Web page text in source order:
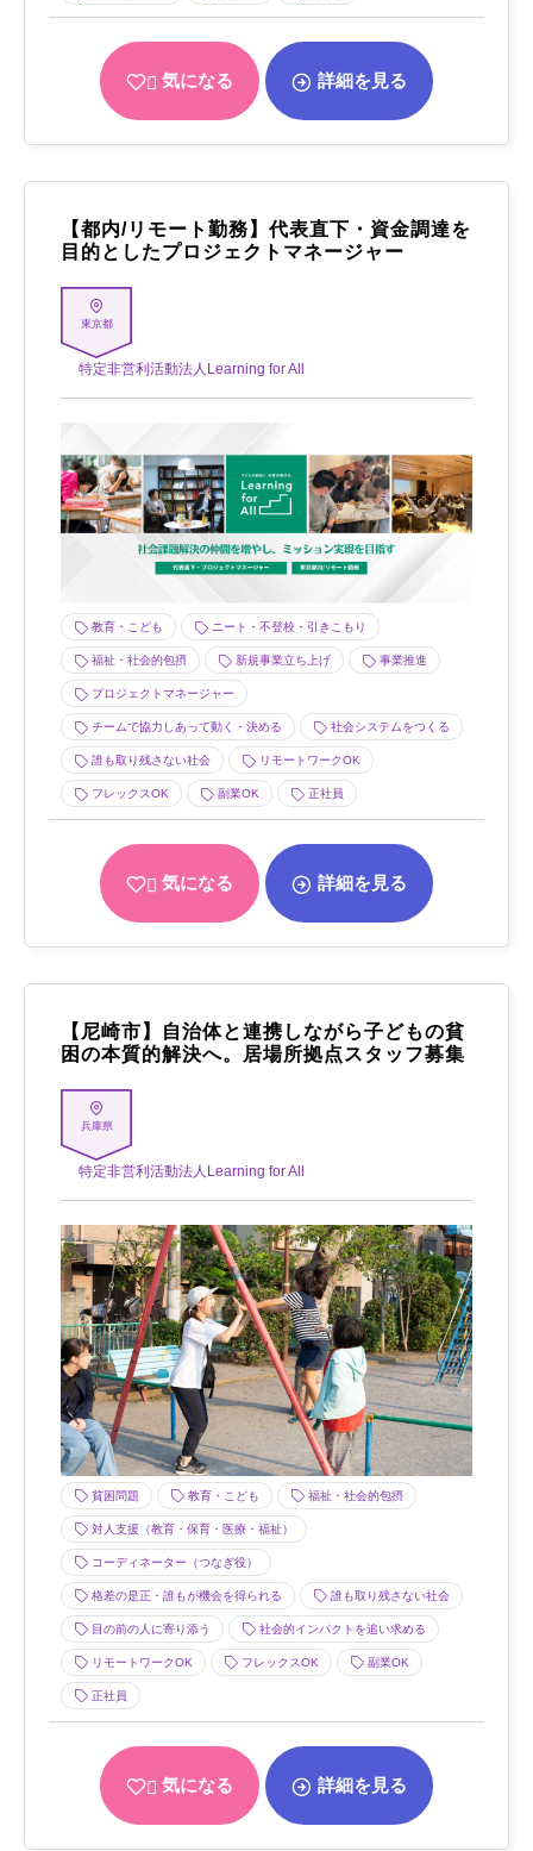
気になる 詳細を見る
【都内/リモート勤務】代表直下・資金調達を
目的としたプロジェクトマネージャー
東京都
特定非営利活動法人Learning for All
教育・こども ニート・不登校・引きこもり
福祉・社会的包摂 新規事業立ち上げ 事業推進
プロジェクトマネージャー
チームで協力しあって動く・決める 社会システムをつくる
誰も取り残さない社会 リモートワークOK
フレックスOK 副業OK 正社員
気になる 詳細を見る
【尼崎市】自治体と連携しながら子どもの貧
困の本質的解決へ。居場所拠点スタッフ募集
兵庫県
特定非営利活動法人Learning for All
貧困問題 教育・こども 福祉・社会的包摂
対人支援（教育・保育・医療・福祉）
コーディネーター（つなぎ役）
格差の是正・誰もが機会を得られる 誰も取り残さない社会
目の前の人に寄り添う 社会的インパクトを追い求める
リモートワークOK フレックスOK 副業OK
正社員
気になる 詳細を見る